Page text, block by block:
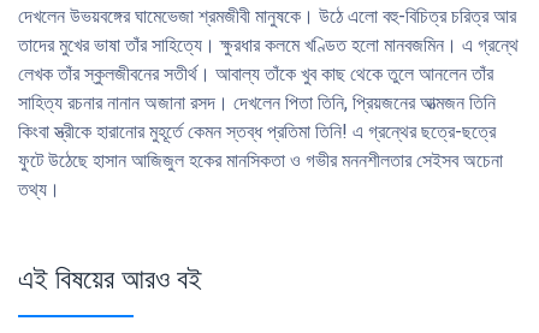
দেখলেন উভয়বঙ্গের ঘামেভেজা শ্রমজীবী মানুষকে। উঠে এলো বহু-বিচিত্র চরিত্র আর
তাদের মুখের ভাষা তাঁর সাহিত্যে। ক্ষুরধার কলমে খণ্ডিত হলো মানবজমিন। এ গ্রন্থে
লেখক তাঁর স্কুলজীবনের সতীর্থ। আবাল্য তাঁকে খুব কাছ থেকে তুলে আনলেন তাঁর
সাহিত্য রচনার নানান অজানা রসদ। দেখলেন পিতা তিনি, প্রিয়জনের আত্মজন তিনি
কিংবা স্ত্রীকে হারানোর মুহূর্তে কেমন স্তব্ধ প্রতিমা তিনি! এ গ্রন্থের ছত্রে-ছত্রে
ফুটে উঠেছে হাসান আজিজুল হকের মানসিকতা ও গভীর মননশীলতার সেইসব অচেনা
তথ্য।
এই বিষয়ের আরও বই